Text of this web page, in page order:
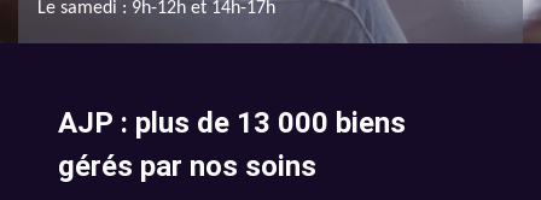
Le samedi : 9h-12h et 14h-17h
AJP : plus de 13 000 biens
gérés par nos soins